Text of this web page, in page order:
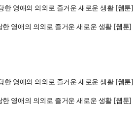
한 영애의 의외로 즐거운 새로운 생활 [웹툰]
영애의 의외로 즐거운 새로운 생활 [웹툰]
한 영애의 의외로 즐거운 새로운 생활 [웹툰]
영애의 의외로 즐거운 새로운 생활 [웹툰]